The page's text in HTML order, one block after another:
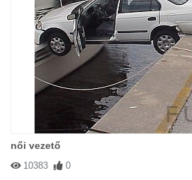
női vezető
10383 0